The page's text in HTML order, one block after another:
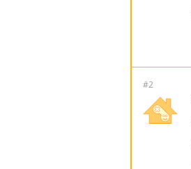
#2